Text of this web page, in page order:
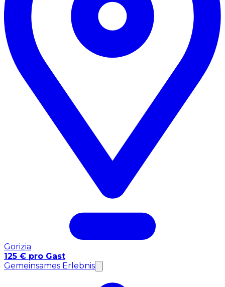
Gorizia
125 € pro Gast
Gemeinsames Erlebnis